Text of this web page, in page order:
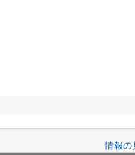
情報の